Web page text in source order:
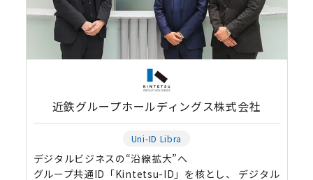
近鉄グループホールディングス株式会社
Uni-ID Libra
デジタルビジネスの“沿線拡大”へ
グループ共通ID「Kintetsu-ID」を核とし、 デジタル